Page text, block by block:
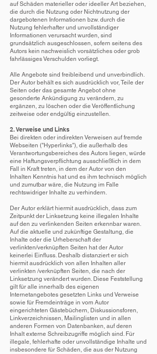
auf Schäden materieller oder ideeller Art beziehen,
die durch die Nutzung oder Nichtnutzung der
dargebotenen Informationen bzw. durch die
Nutzung fehlerhafter und unvollständiger
Informationen verursacht wurden, sind
grundsätzlich ausgeschlossen, sofern seitens des
Autors kein nachweislich vorsätzliches oder grob
fahrlässiges Verschulden vorliegt.
Alle Angebote sind freibleibend und unverbindlich.
Der Autor behält es sich ausdrücklich vor, Teile der
Seiten oder das gesamte Angebot ohne
gesonderte Ankündigung zu verändern, zu
ergänzen, zu löschen oder die Veröffentlichung
zeitweise oder endgültig einzustellen.
2. Verweise und Links
Bei direkten oder indirekten Verweisen auf fremde
Webseiten ("Hyperlinks"), die außerhalb des
Verantwortungsbereiches des Autors liegen, würde
eine Haftungsverpflichtung ausschließlich in dem
Fall in Kraft treten, in dem der Autor von den
Inhalten Kenntnis hat und es ihm technisch möglich
und zumutbar wäre, die Nutzung im Falle
rechtswidriger Inhalte zu verhindern.
Der Autor erklärt hiermit ausdrücklich, dass zum
Zeitpunkt der Linksetzung keine illegalen Inhalte
auf den zu verlinkenden Seiten erkennbar waren.
Auf die aktuelle und zukünftige Gestaltung, die
Inhalte oder die Urheberschaft der
verlinkten/verknüpften Seiten hat der Autor
keinerlei Einfluss. Deshalb distanziert er sich
hiermit ausdrücklich von allen Inhalten aller
verlinkten /verknüpften Seiten, die nach der
Linksetzung verändert wurden. Diese Feststellung
gilt für alle innerhalb des eigenen
Internetangebotes gesetzten Links und Verweise
sowie für Fremdeinträge in vom Autor
eingerichteten Gästebüchern, Diskussionsforen,
Linkverzeichnissen, Mailinglisten und in allen
anderen Formen von Datenbanken, auf deren
Inhalt externe Schreibzugriffe möglich sind. Für
illegale, fehlerhafte oder unvollständige Inhalte und
insbesondere für Schäden, die aus der Nutzung